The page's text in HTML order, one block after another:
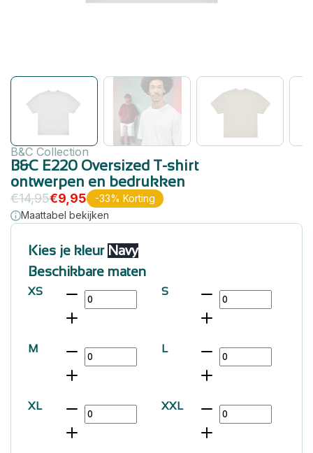
B&C Collection
B&C E220 Oversized T-shirt
ontwerpen en bedrukken
€14,95€9,95
-33% Korting
Maattabel bekijken
Kies je kleur Navy
Beschikbare maten
XS S
M L
XL XXL